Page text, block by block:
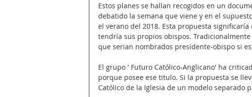
Estos planes se hallan recogidos en un
debatido la semana que viene y en el
el verano del 2018. Esta propuesta
tendría sus propios obispos.
que serian nombrados presidente-obispo si
El grupo ' Futuro Católico-Anglicano' ha
porque posee ese titulo. Si la propuesta se
Católico de la Iglesia de un modelo separado